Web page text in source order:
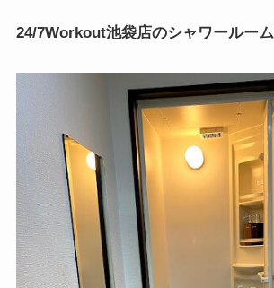
24/7Workout池袋店のシャワールーム